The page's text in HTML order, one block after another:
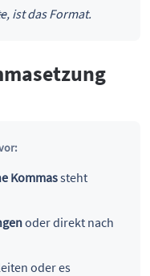
, ist das Format.
Kommassteht
oder direkt nach
oder es